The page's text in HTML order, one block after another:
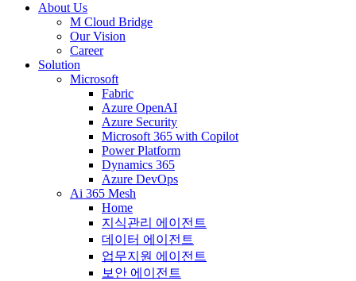
About Us
M Cloud Bridge
Our Vision
Career
Solution
Microsoft
Fabric
Azure OpenAI
Azure Security
Microsoft 365 with Copilot
Power Platform
Dynamics 365
Azure DevOps
Ai 365 Mesh
Home
지식관리 에이전트
데이터 에이전트
업무지원 에이전트
보안 에이전트